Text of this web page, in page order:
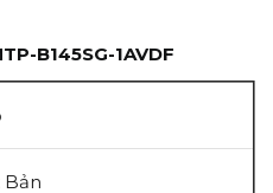
B145SG-1AVDF
Bản